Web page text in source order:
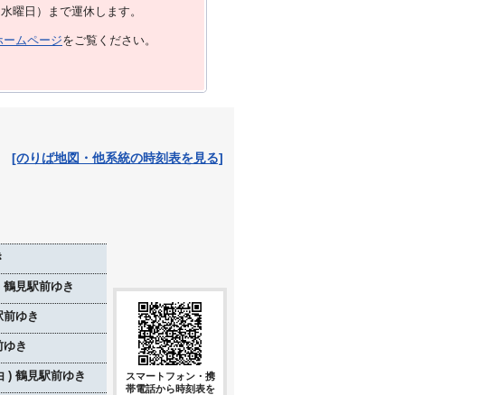
曜日）まで運休します。
ームページをご覧ください。
[のりば地図・他系統の時刻表を見る]
見駅前ゆき
前ゆき
ゆき
) 鶴見駅前ゆき
スマートフォン・携
帯電話から時刻表を